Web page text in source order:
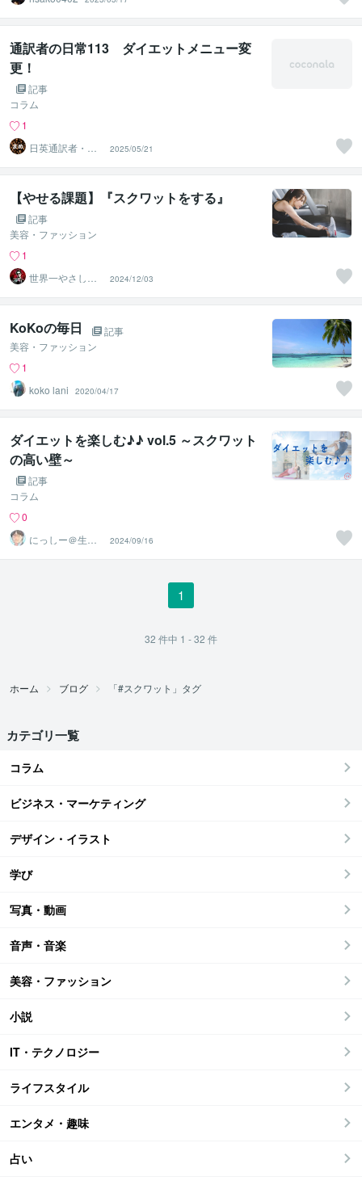
通訳者の日常113 ダイエットメニュー変
更！
記事
コラム
1
日英通訳者・ま
め 通訳式トレ
ーニング開始
2025/05/21
【やせる課題】『スクワットをする』
記事
美容・ファッション
1
世界一やさしい
ダイエット指
導・愛沢博人
2024/12/03
KoKoの毎日
記事
美容・ファッション
1
koko lani
2020/04/17
ダイエットを楽しむ♪♪ vol.5 ～スクワット
の高い壁～
記事
コラム
0
にっしー＠生成A
I活用アドバイザ
ー
2024/09/16
1
32 件中 1 - 32 件
ホーム ブログ 「#スクワット」タグ
カテゴリ一覧
コラム
ビジネス・マーケティング
デザイン・イラスト
学び
写真・動画
音声・音楽
美容・ファッション
小説
IT・テクノロジー
ライフスタイル
エンタメ・趣味
占い